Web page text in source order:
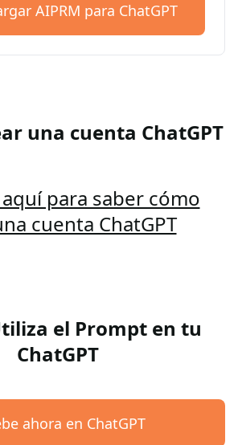
AIPRM para ChatGPT
una cuenta ChatGPT
para saber cómo
cuenta ChatGPT
el Prompt en tu
ChatGPT
ahora en ChatGPT